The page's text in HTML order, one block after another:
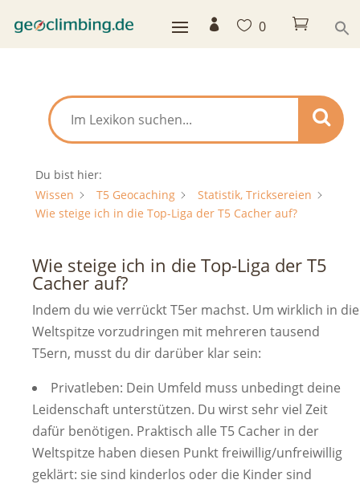
  0 
Du bist hier:
Wissen
T5 Geocaching
Statistik, Tricksereien
Wie steige ich in die Top-Liga der T5 Cacher auf?
Wie steige ich in die Top-Liga der T5
Cacher auf?
Indem du wie verrückt T5er machst. Um wirklich in die
Weltspitze vorzudringen mit mehreren tausend
T5ern, musst du dir darüber klar sein:
Privatleben: Dein Umfeld muss unbedingt deine
Leidenschaft unterstützen. Du wirst sehr viel Zeit
dafür benötigen. Praktisch alle T5 Cacher in der
Weltspitze haben diesen Punkt freiwillig/unfreiwillig
geklärt: sie sind kinderlos oder die Kinder sind